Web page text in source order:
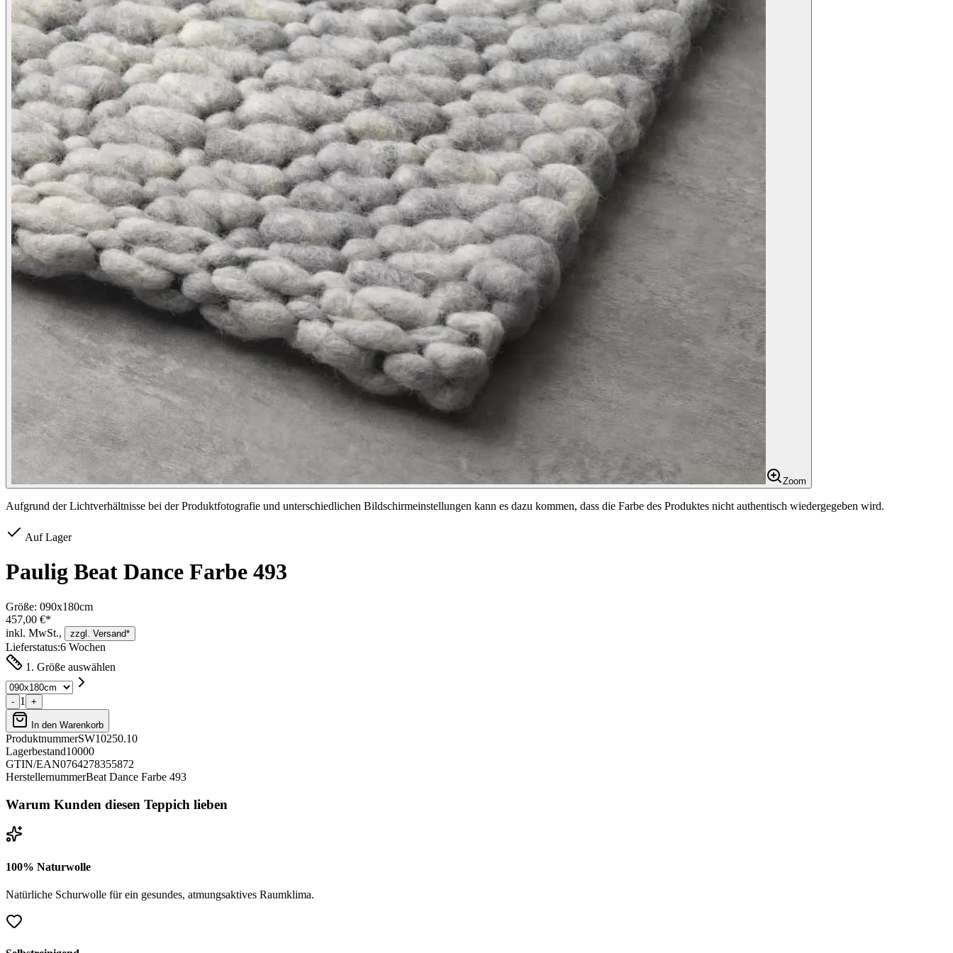
Zoom
Aufgrund der Lichtverhältnisse bei der Produktfotografie und unterschiedlichen Bildschirmeinstellungen kann es dazu kommen, dass die Farbe des Produktes nicht authentisch wiedergegeben wird.
Auf Lager
Paulig Beat Dance Farbe 493
Größe: 090x180cm
457,00 €*
inkl. MwSt.,
zzgl. Versand*
Lieferstatus:6 Wochen
1. Größe auswählen
- 1 +
In den Warenkorb
ProduktnummerSW10250.10
Lagerbestand10000
GTIN/EAN0764278355872
HerstellernummerBeat Dance Farbe 493
Warum Kunden diesen Teppich lieben
100% Naturwolle
Natürliche Schurwolle für ein gesundes, atmungsaktives Raumklima.